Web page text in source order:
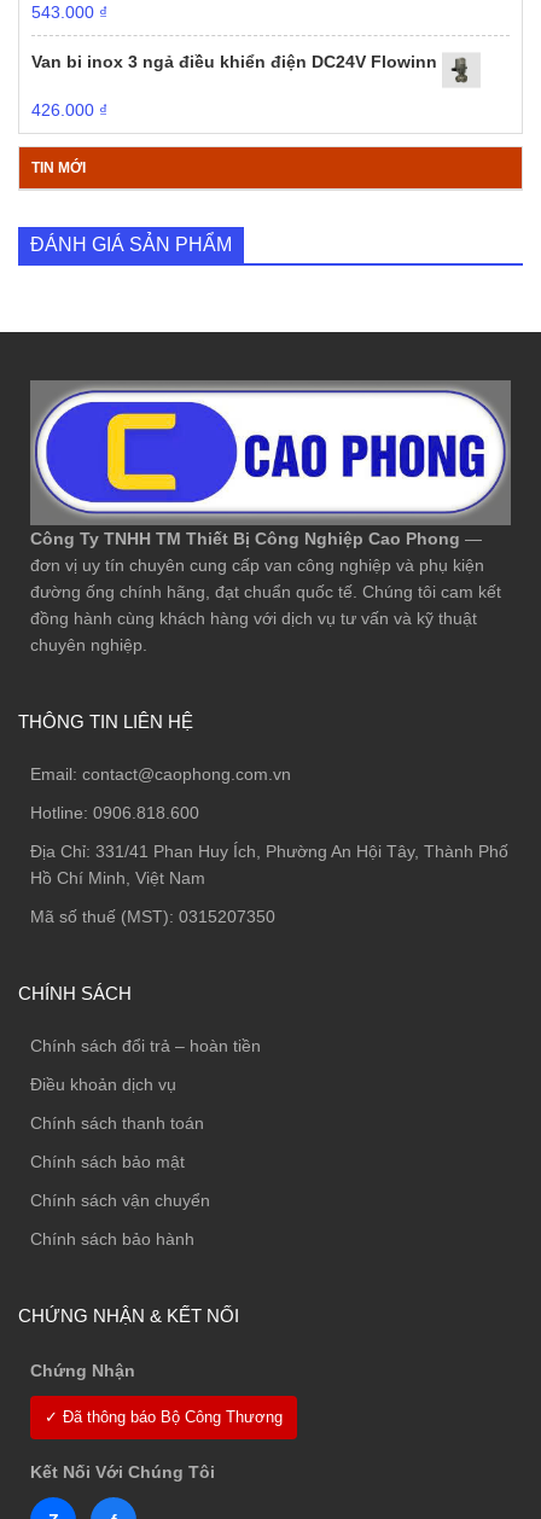
543.000 ₫
Van bi inox 3 ngả điều khiển điện DC24V Flowinn
426.000 ₫
TIN MỚI
ĐÁNH GIÁ SẢN PHẨM
Công Ty TNHH TM Thiết Bị Công Nghiệp Cao Phong —
đơn vị uy tín chuyên cung cấp van công nghiệp và phụ kiện
đường ống chính hãng, đạt chuẩn quốc tế. Chúng tôi cam kết
đồng hành cùng khách hàng với dịch vụ tư vấn và kỹ thuật
chuyên nghiệp.
THÔNG TIN LIÊN HỆ
Email: contact@caophong.com.vn
Hotline: 0906.818.600
Địa Chỉ: 331/41 Phan Huy Ích, Phường An Hội Tây, Thành Phố
Hồ Chí Minh, Việt Nam
Mã số thuế (MST): 0315207350
CHÍNH SÁCH
Chính sách đổi trả – hoàn tiền
Điều khoản dịch vụ
Chính sách thanh toán
Chính sách bảo mật
Chính sách vận chuyển
Chính sách bảo hành
CHỨNG NHẬN & KẾT NỐI
Chứng Nhận
✓ Đã thông báo Bộ Công Thương
Kết Nối Với Chúng Tôi